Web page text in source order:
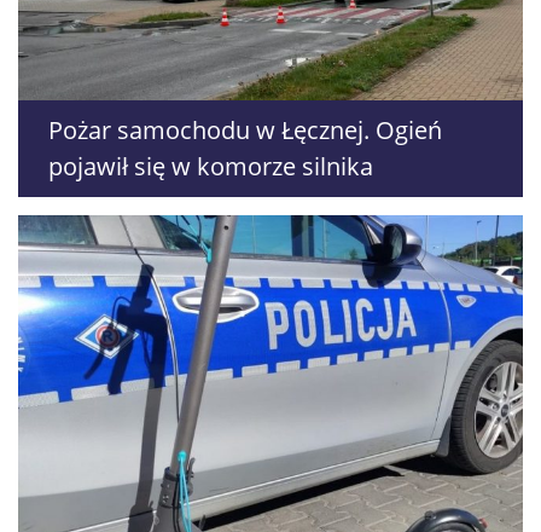
Pożar samochodu w Łęcznej. Ogień
pojawił się w komorze silnika